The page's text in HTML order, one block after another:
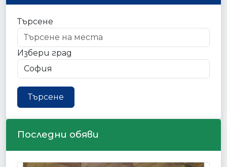
Търсене
Избери град
Търсене
Последни обяви